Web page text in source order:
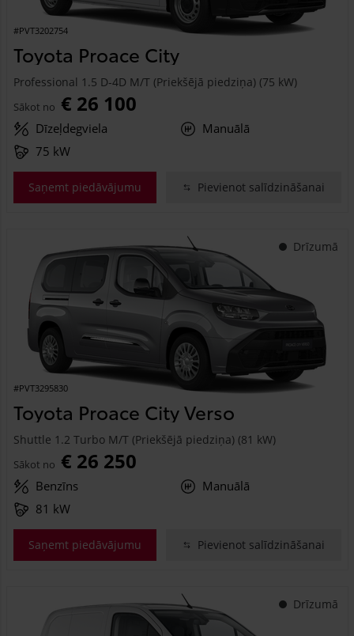
#PVT3202754
Toyota Proace City
Professional 1.5 D-4D M/T (Priekšējā piedziņa) (75 kW)
Sākot no € 26 100
Dīzeļdegviela
Manuālā
75 kW
Saņemt piedāvājumu Pievienot salīdzināšanai
Drīzumā
#PVT3295830
Toyota Proace City Verso
Shuttle 1.2 Turbo M/T (Priekšējā piedziņa) (81 kW)
Sākot no € 26 250
Benzīns
Manuālā
81 kW
Saņemt piedāvājumu Pievienot salīdzināšanai
Drīzumā